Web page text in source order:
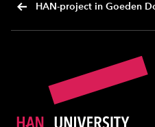
HAN-project in Goeden